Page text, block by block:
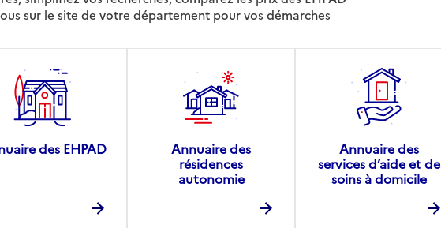
sur le site de votre département pour vos démarches
des EHPAD
Annuaire des
résidences
autonomie
Annuaire des
services d’aide et de
soins à domicile